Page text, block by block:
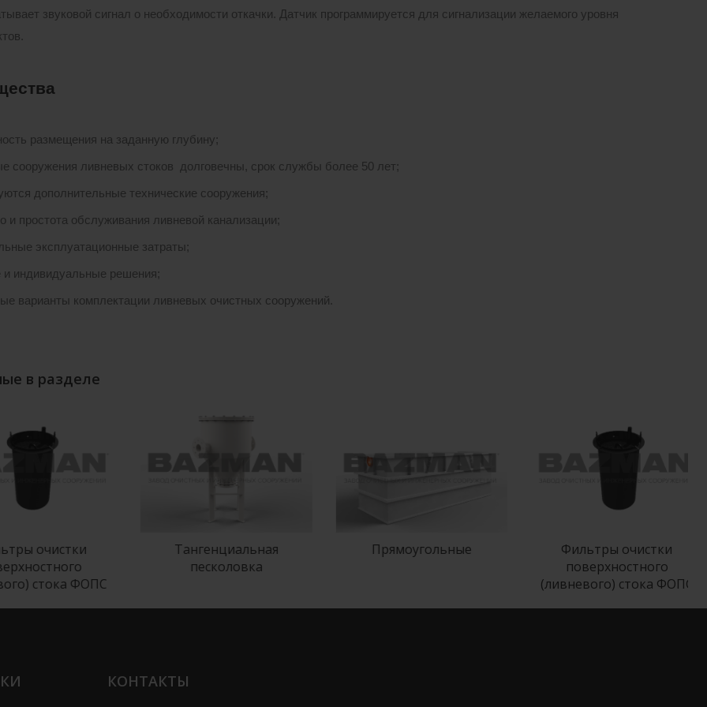
звуковой сигнал о необходимости откачки. Датчик программируется для сигнализации желаемого уровня
размещения на заданную глубину;
сооружения ливневых стоков долговечны, срок службы более 50 лет;
дополнительные технические сооружения;
и простота обслуживания ливневой канализации;
эксплуатационные затраты;
и индивидуальные решения;
варианты комплектации ливневых очистных сооружений.
в разделе
очистки
стока ФОПС
Тангенциальная
песколовка
Прямоугольные
Фильтры очистки
поверхностного
(ливневого) стока ФОПС
КОНТАКТЫ